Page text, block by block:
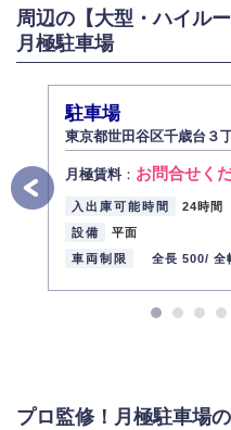
周辺の【大型・ハイルー
月極駐車場
駐車場
東京都世田谷区千歳台３
月極賃料： お問合せく
入出庫可能時間
24時間
設備
平面
車両制限
全長 500/ 全
プロ監修！月極駐車場